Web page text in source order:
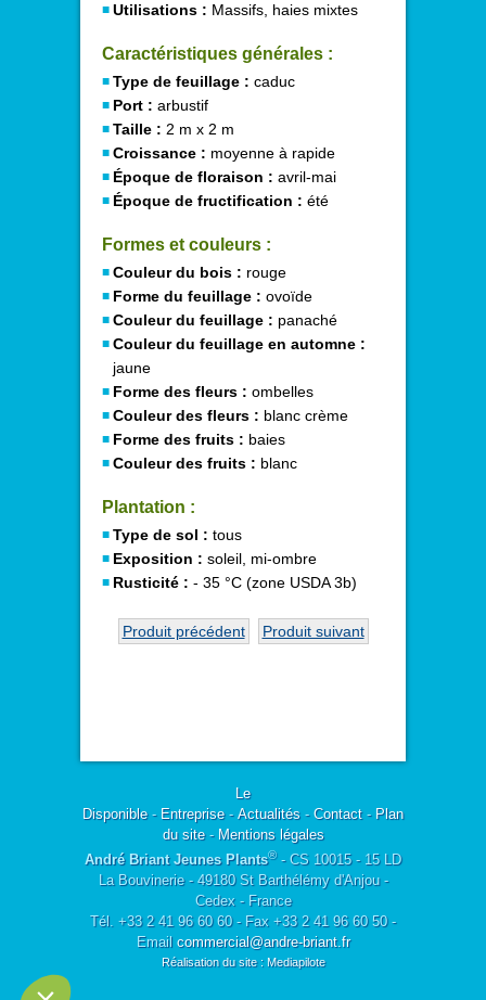
Utilisations : Massifs, haies mixtes
Caractéristiques générales :
Type de feuillage : caduc
Port : arbustif
Taille : 2 m x 2 m
Croissance : moyenne à rapide
Époque de floraison : avril-mai
Époque de fructification : été
Formes et couleurs :
Couleur du bois : rouge
Forme du feuillage : ovoïde
Couleur du feuillage : panaché
Couleur du feuillage en automne :
jaune
Forme des fleurs : ombelles
Couleur des fleurs : blanc crème
Forme des fruits : baies
Couleur des fruits : blanc
Plantation :
Type de sol : tous
Exposition : soleil, mi-ombre
Rusticité : - 35 °C (zone USDA 3b)
Produit précédent Produit suivant
Le
Disponible- Entreprise- Actualités - Contact- Plan
du site- Mentions légales
André Briant Jeunes Plants®- CS 10015 - 15 LD
La Bouvinerie - 49180 St Barthélémy d'Anjou -
Cedex - France
Tél. +33 2 41 96 60 60 - Fax +33 2 41 96 60 50 -
Email commercial@andre-briant.fr
Réalisation du site : Mediapilote